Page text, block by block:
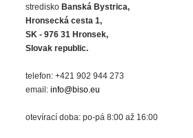
stredisko Banská Bystrica,
Hronsecká cesta 1,
SK - 976 31 Hronsek,
Slovak republic.
telefon: +421 902 944 273
email: info@biso.eu
otevírací doba: po-pá 8:00 až 16:00